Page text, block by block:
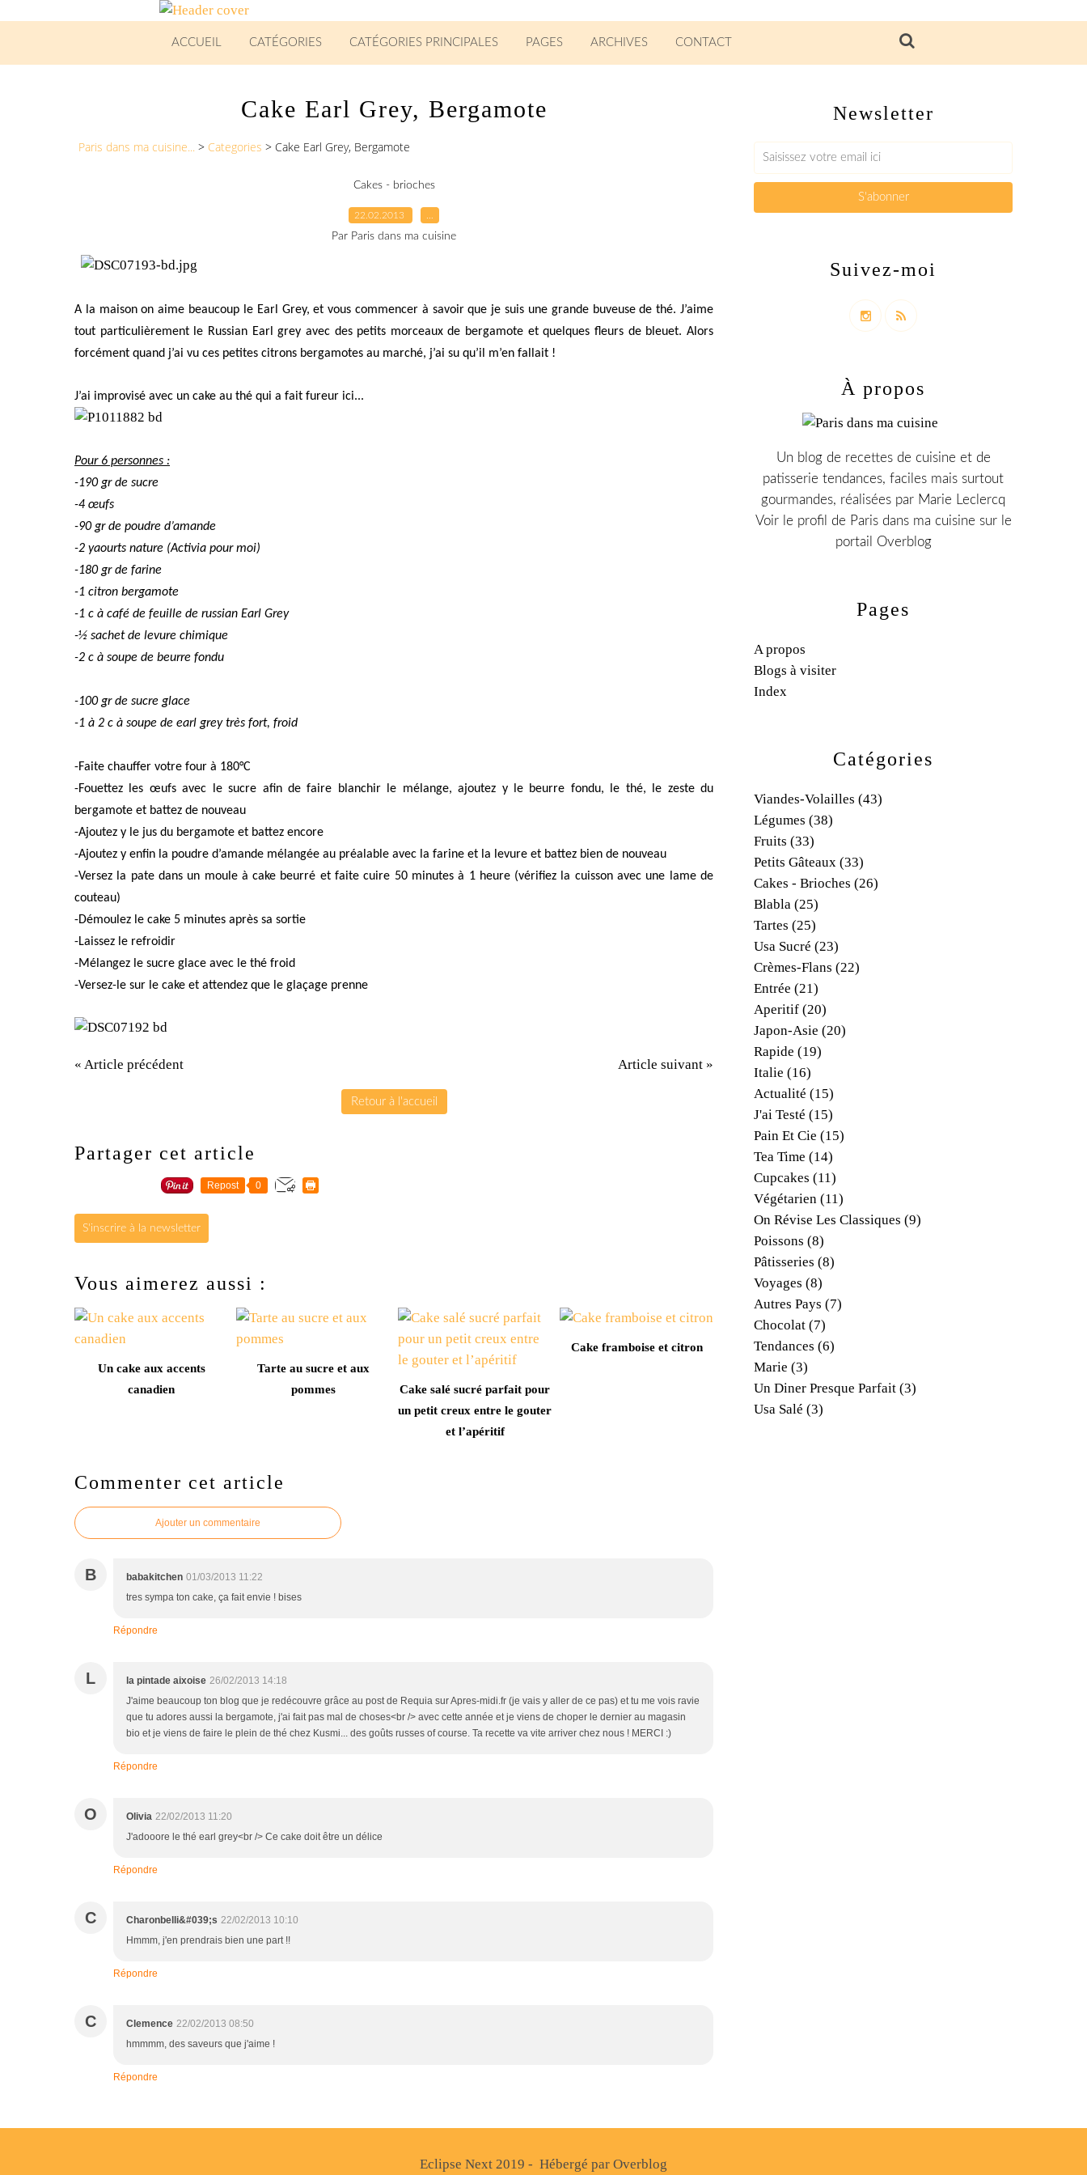
ACCUEIL CATÉGORIES CATÉGORIES PRINCIPALES PAGES ARCHIVES CONTACT
Cake Earl Grey, Bergamote
Paris dans ma cuisine... > Categories > Cake Earl Grey, Bergamote
Cakes - brioches
22.02.2013
Par Paris dans ma cuisine
A la maison on aime beaucoup le Earl Grey, et vous commencer à savoir que je suis une grande buveuse de thé. J’aime
tout particulièrement le Russian Earl grey avec des petits morceaux de bergamote et quelques fleurs de bleuet. Alors
forcément quand j’ai vu ces petites citrons bergamotes au marché, j’ai su qu’il m’en fallait !
J’ai improvisé avec un cake au thé qui a fait fureur ici...
Pour 6 personnes :
-190 gr de sucre
-4 œufs
-90 gr de poudre d’amande
-2 yaourts nature (Activia pour moi)
-180 gr de farine
-1 citron bergamote
-1 c à café de feuille de russian Earl Grey
-½ sachet de levure chimique
-2 c à soupe de beurre fondu
-100 gr de sucre glace
-1 à 2 c à soupe de earl grey très fort, froid
-Faite chauffer votre four à 180°C
-Fouettez les œufs avec le sucre afin de faire blanchir le mélange, ajoutez y le beurre fondu, le thé, le zeste du
bergamote et battez de nouveau
-Ajoutez y le jus du bergamote et battez encore
-Ajoutez y enfin la poudre d’amande mélangée au préalable avec la farine et la levure et battez bien de nouveau
-Versez la pate dans un moule à cake beurré et faite cuire 50 minutes à 1 heure (vérifiez la cuisson avec une lame de
couteau)
-Démoulez le cake 5 minutes après sa sortie
-Laissez le refroidir
-Mélangez le sucre glace avec le thé froid
-Versez-le sur le cake et attendez que le glaçage prenne
« Article précédent Article suivant »
Retour à l'accueil
Partager cet article
Repost 0
S'inscrire à la newsletter
Vous aimerez aussi :
Un cake aux accents
canadien
Tarte au sucre et aux
pommes
Cake salé sucré parfait pour
un petit creux entre le gouter
et l’apéritif
Cake framboise et citron
Commenter cet article
Ajouter un commentaire
B babakitchen 01/03/2013 11:22
tres sympa ton cake, ça fait envie ! bises
Répondre
L la pintade aixoise 26/02/2013 14:18
J'aime beaucoup ton blog que je redécouvre grâce au post de Requia sur Apres-midi.fr (je vais y aller de ce pas) et tu me vois ravie
que tu adores aussi la bergamote, j'ai fait pas mal de choses<br /> avec cette année et je viens de choper le dernier au magasin
bio et je viens de faire le plein de thé chez Kusmi... des goûts russes of course. Ta recette va vite arriver chez nous ! MERCI :)
Répondre
O Olivia 22/02/2013 11:20
J'adooore le thé earl grey<br /> Ce cake doit être un délice
Répondre
C Charonbelli&#039;s 22/02/2013 10:10
Hmmm, j'en prendrais bien une part !!
Répondre
C Clemence 22/02/2013 08:50
hmmmm, des saveurs que j'aime !
Répondre
Newsletter
Catégories
Viandes-Volailles (43)
Légumes (38)
Fruits (33)
Petits Gâteaux (33)
Cakes - Brioches (26)
Blabla (25)
Tartes (25)
Usa Sucré (23)
Crèmes-Flans (22)
Entrée (21)
Aperitif (20)
Japon-Asie (20)
Rapide (19)
Italie (16)
Actualité (15)
J'ai Testé (15)
Pain Et Cie (15)
Tea Time (14)
Cupcakes (11)
Végétarien (11)
On Révise Les Classiques (9)
Poissons (8)
Pâtisseries (8)
Voyages (8)
Autres Pays (7)
Chocolat (7)
Tendances (6)
Marie (3)
Un Diner Presque Parfait (3)
Usa Salé (3)
Pages
A propos
Blogs à visiter
Index
Suivez-moi
À propos
Un blog de recettes de cuisine et de
patisserie tendances, faciles mais surtout
gourmandes, réalisées par Marie Leclercq
Voir le profil de Paris dans ma cuisine sur le
portail Overblog
Eclipse Next 2019 - Hébergé par Overblog